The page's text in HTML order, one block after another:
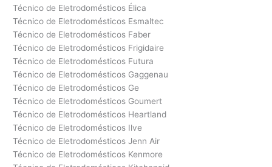
Técnico de Eletrodomésticos Élica
Técnico de Eletrodomésticos Esmaltec
Técnico de Eletrodomésticos Faber
Técnico de Eletrodomésticos Frigidaire
Técnico de Eletrodomésticos Futura
Técnico de Eletrodomésticos Gaggenau
Técnico de Eletrodomésticos Ge
Técnico de Eletrodomésticos Goumert
Técnico de Eletrodomésticos Heartland
Técnico de Eletrodomésticos Ilve
Técnico de Eletrodomésticos Jenn Air
Técnico de Eletrodomésticos Kenmore